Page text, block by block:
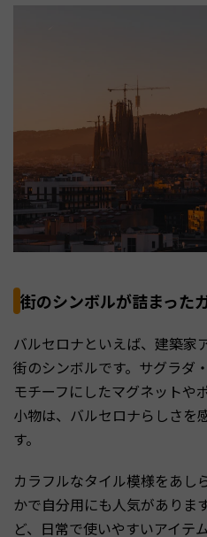
街のシンボルが詰まった
バルセロナといえば、建築家
街のシンボルです。サグラダ
モチーフにしたマグネットや
小物は、バルセロナらしさを
す。
カラフルなタイル模様をあし
かで自分用にも人気がありま
ど、日常で使いやすいアイテ